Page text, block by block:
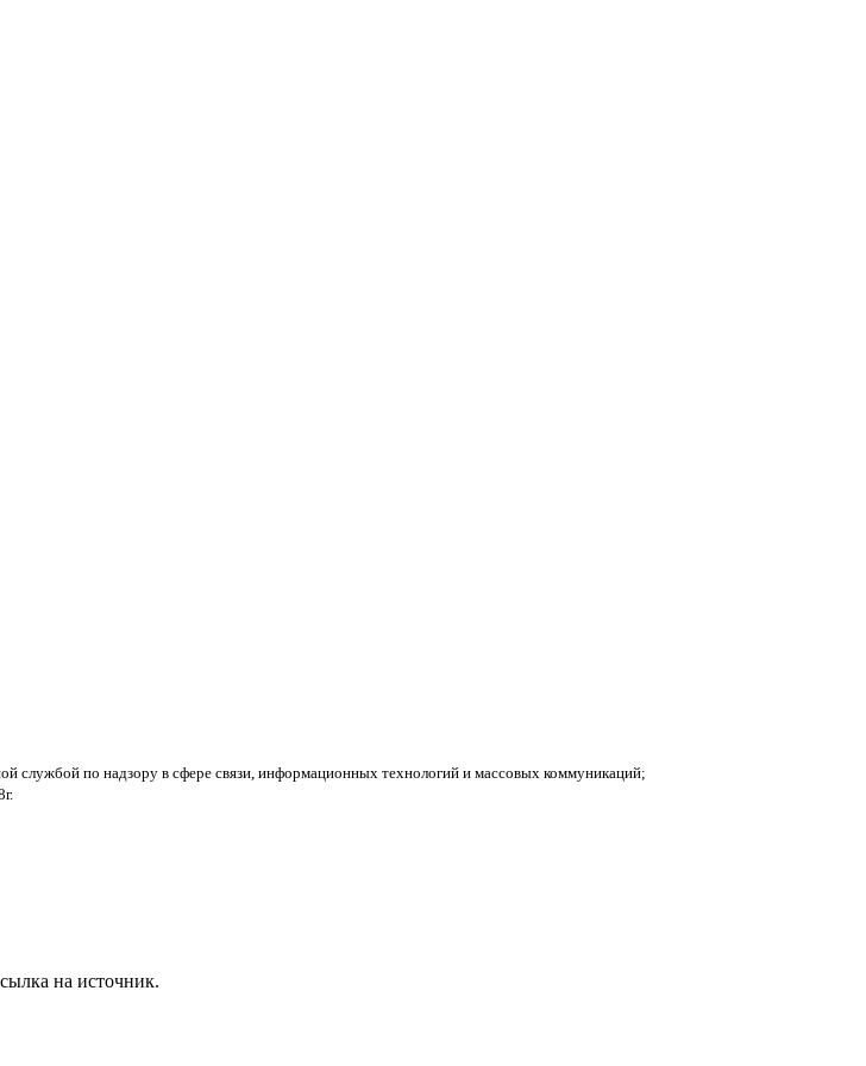
службой по надзору в сфере связи, информационных технологий и массовых коммуникаций;
на источник.